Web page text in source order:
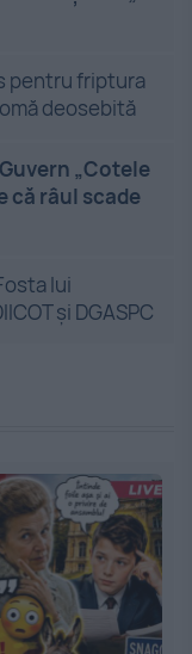
pentru friptura
deosebită
„Cotele
că râul scade
lui
și DGASPC